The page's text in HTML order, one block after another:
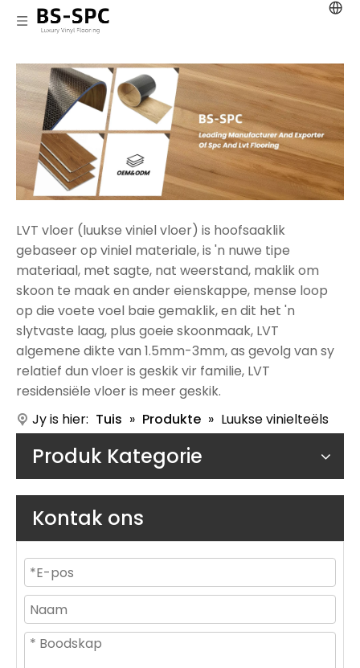
LVT vloer (luukse viniel vloer) is hoofsaaklik
gebaseer op viniel materiale, is 'n nuwe tipe
materiaal, met sagte, nat weerstand, maklik om
skoon te maak en ander eienskappe, mense loop
op die voete voel baie gemaklik, en dit het 'n
slytvaste laag, plus goeie skoonmaak, LVT
algemene dikte van 1.5mm-3mm, as gevolg van sy
relatief dun vloer is geskik vir familie, LVT
residensiële vloer is meer geskik.
Jy is hier: Tuis » Produkte » Luukse vinielteëls
Produk Kategorie
Kontak ons